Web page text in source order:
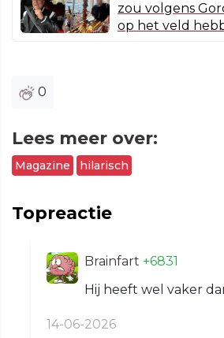
zou volgens
op het veld
0
Lees meer over:
Magazine hilarisch
Topreactie
Brainfart +6831
Hij heeft wel vaker
14-06-2026